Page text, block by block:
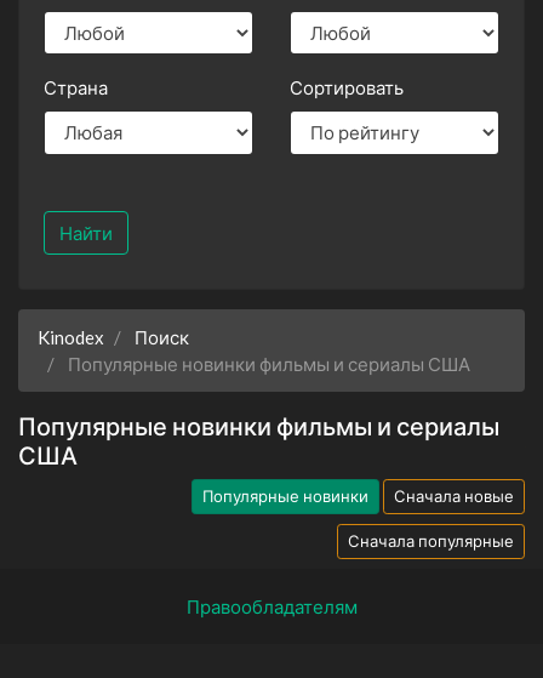
Страна Сортировать
Найти
Kinodex
Поиск
Популярные новинки фильмы и сериалы США
Популярные новинки фильмы и сериалы
США
Популярные новинки Сначала новые
Сначала популярные
Правообладателям